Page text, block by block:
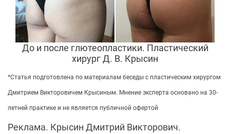
До и после глютеопластики. Пластический
хирург Д. В. Крысин
*Статья подготовлена по материалам беседы с пластическим хирургом
Дмитрием Викторовичем Крысиным. Мнение эксперта основано на 30-
летней практике и не является публичной офертой
Реклама. Крысин Дмитрий Викторович.